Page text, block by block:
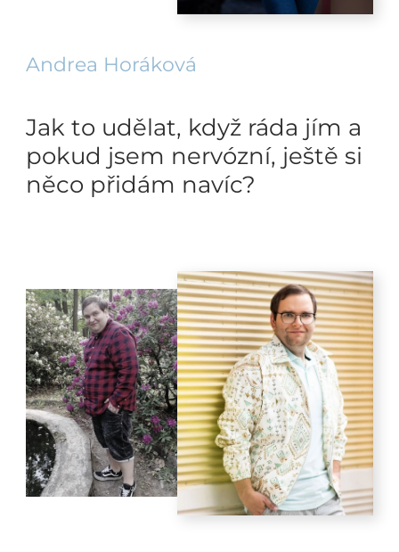
Andrea Horáková
Jak to udělat, když ráda jím a
pokud jsem nervózní, ještě si
něco přidám navíc?